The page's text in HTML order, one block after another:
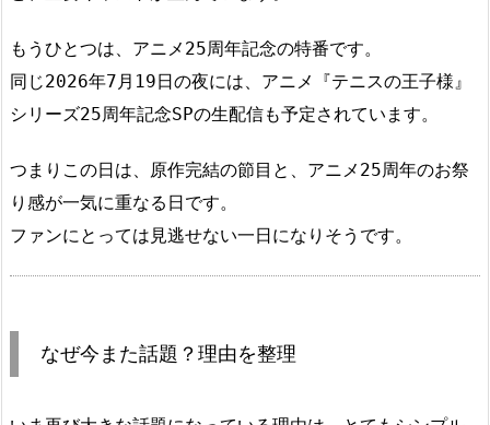
もうひとつは、アニメ25周年記念の特番です。
同じ2026年7月19日の夜には、アニメ『テニスの王子様』
シリーズ25周年記念SPの生配信も予定されています。
つまりこの日は、原作完結の節目と、アニメ25周年のお祭
り感が一気に重なる日です。
ファンにとっては見逃せない一日になりそうです。
なぜ今また話題？理由を整理